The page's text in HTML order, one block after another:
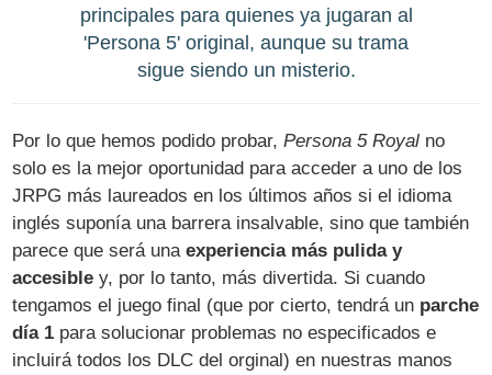
principales para quienes ya jugaran al
'Persona 5' original, aunque su trama
sigue siendo un misterio.
Por lo que hemos podido probar,Persona 5 Royal no
solo es la mejor oportunidad para acceder a uno de los
JRPG más laureados en los últimos años si el idioma
inglés suponía una barrera insalvable, sino que también
parece que será unaexperiencia más pulida y
accesible y, por lo tanto, más divertida. Si cuando
tengamos el juego final (que por cierto, tendrá un parche
día 1 para solucionar problemas no especificados e
incluirá todos los DLC del orginal) en nuestras manos